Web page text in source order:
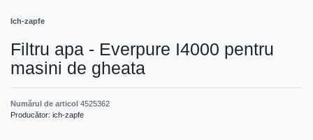
Ich-zapfe
Filtru apa - Everpure I4000 pentru
masini de gheata
Numărul de articol 4525362
Producător: ich-zapfe